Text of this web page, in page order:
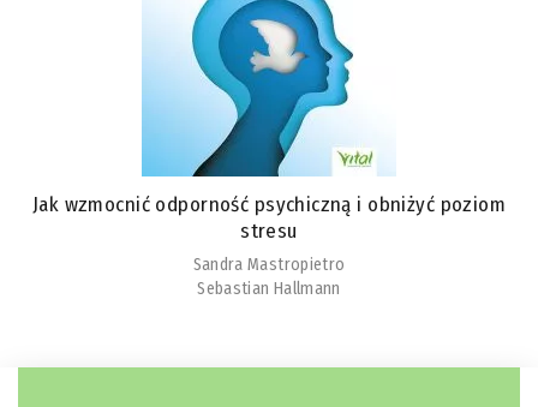
Jak wzmocnić odporność psychiczną i obniżyć poziom
stresu
Sandra Mastropietro
Sebastian Hallmann